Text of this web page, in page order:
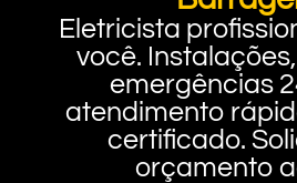
Eletricista
você.
emergências
atendimento
certificado.
orçamento